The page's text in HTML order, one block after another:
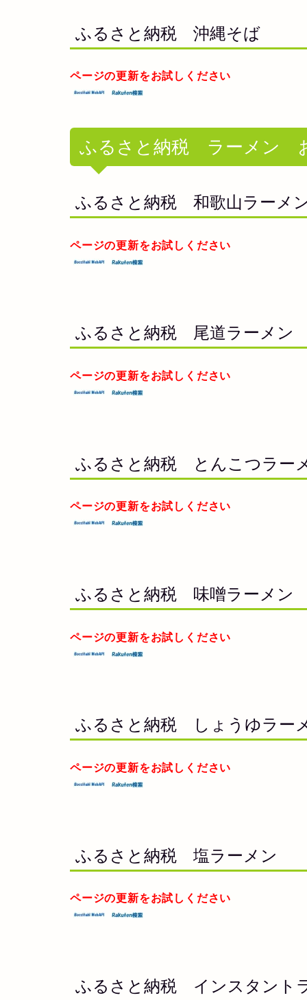
ふるさと納税 沖縄そば
ページの更新をお試しください
ふるさと納税 ラーメン
ふるさと納税 和歌山ラーメ
ページの更新をお試しください
ふるさと納税 尾道ラーメン
ページの更新をお試しください
ふるさと納税 とんこつラー
ページの更新をお試しください
ふるさと納税 味噌ラーメン
ページの更新をお試しください
ふるさと納税 しょうゆラー
ページの更新をお試しください
ふるさと納税 塩ラーメン
ページの更新をお試しください
ふるさと納税 インスタント